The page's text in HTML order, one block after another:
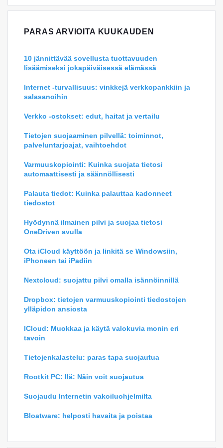
PARAS ARVIOITA KUUKAUDEN
10 jännittävää sovellusta tuottavuuden
lisäämiseksi jokapäiväisessä elämässä
Internet -turvallisuus: vinkkejä verkkopankkiin ja
salasanoihin
Verkko -ostokset: edut, haitat ja vertailu
Tietojen suojaaminen pilvellä: toiminnot,
palveluntarjoajat, vaihtoehdot
Varmuuskopiointi: Kuinka suojata tietosi
automaattisesti ja säännöllisesti
Palauta tiedot: Kuinka palauttaa kadonneet
tiedostot
Hyödynnä ilmainen pilvi ja suojaa tietosi
OneDriven avulla
Ota iCloud käyttöön ja linkitä se Windowsiin,
iPhoneen tai iPadiin
Nextcloud: suojattu pilvi omalla isännöinnillä
Dropbox: tietojen varmuuskopiointi tiedostojen
ylläpidon ansiosta
ICloud: Muokkaa ja käytä valokuvia monin eri
tavoin
Tietojenkalastelu: paras tapa suojautua
Rootkit PC: llä: Näin voit suojautua
Suojaudu Internetin vakoiluohjelmilta
Bloatware: helposti havaita ja poistaa